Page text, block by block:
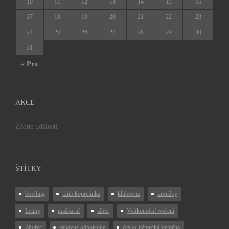
« Pro
17 18 19 20 21 22 23
24 25 26 27 28 29 30
31
AKCE
Žádné události
ŠTÍTKY
bowling klub kopretinka klubovna kroužky
Letiny maškarní tábor Velikonoční tvoření
Zhořec zábavné odpoledne česko-německá výměna